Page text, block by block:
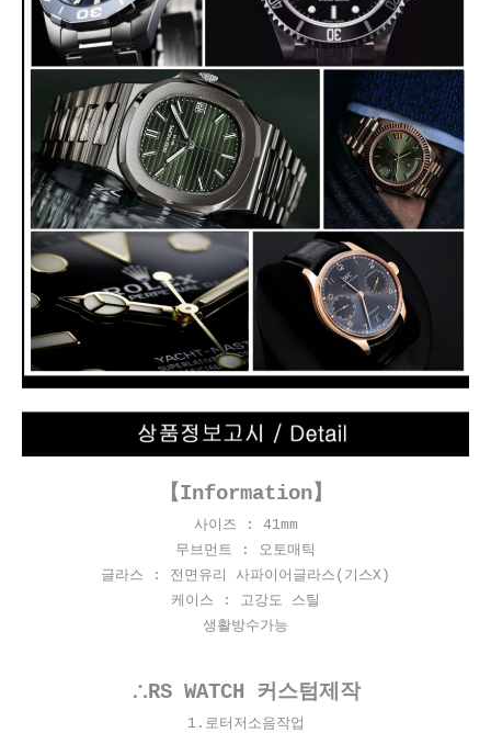
【Information】
사이즈 : 41mm
무브먼트 : 오토매틱
글라스 : 전면유리 사파이어글라스(기스X)
케이스 : 고강도 스틸
생활방수가능
∴RS WATCH 커스텀제작
​1.로터저소음작업